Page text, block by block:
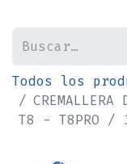
Todos los
T8 - T8PRO /